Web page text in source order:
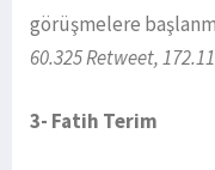
görüşmelere
60.325 Retweet,
3- Fatih Terim